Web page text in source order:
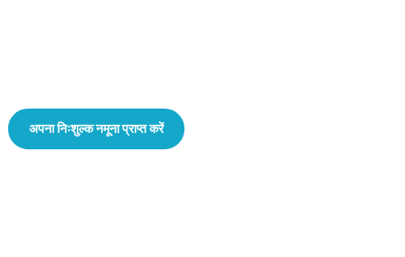
अपना निःशुल्क नमूना प्राप्त करें